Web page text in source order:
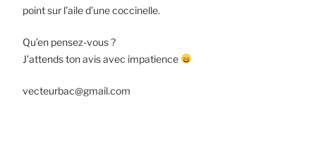
point sur l’aile d’une coccinelle.
Qu’en pensez-vous ?
J’attends ton avis avec impatience
vecteurbac@gmail.com